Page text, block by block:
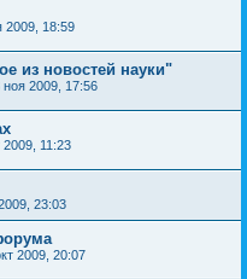
2009, 18:59
из новостей науки"
ноя 2009, 17:56
2009, 11:23
23:03
2009, 20:07